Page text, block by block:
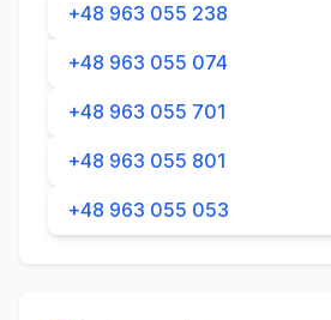
+48 963 055 238
+48 963 055 074
+48 963 055 701
+48 963 055 801
+48 963 055 053